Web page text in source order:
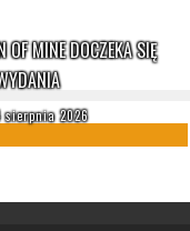
MINE DOCZEKA SIĘ
sierpnia 2026